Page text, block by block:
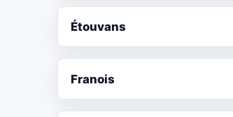
Étouvans
Franois